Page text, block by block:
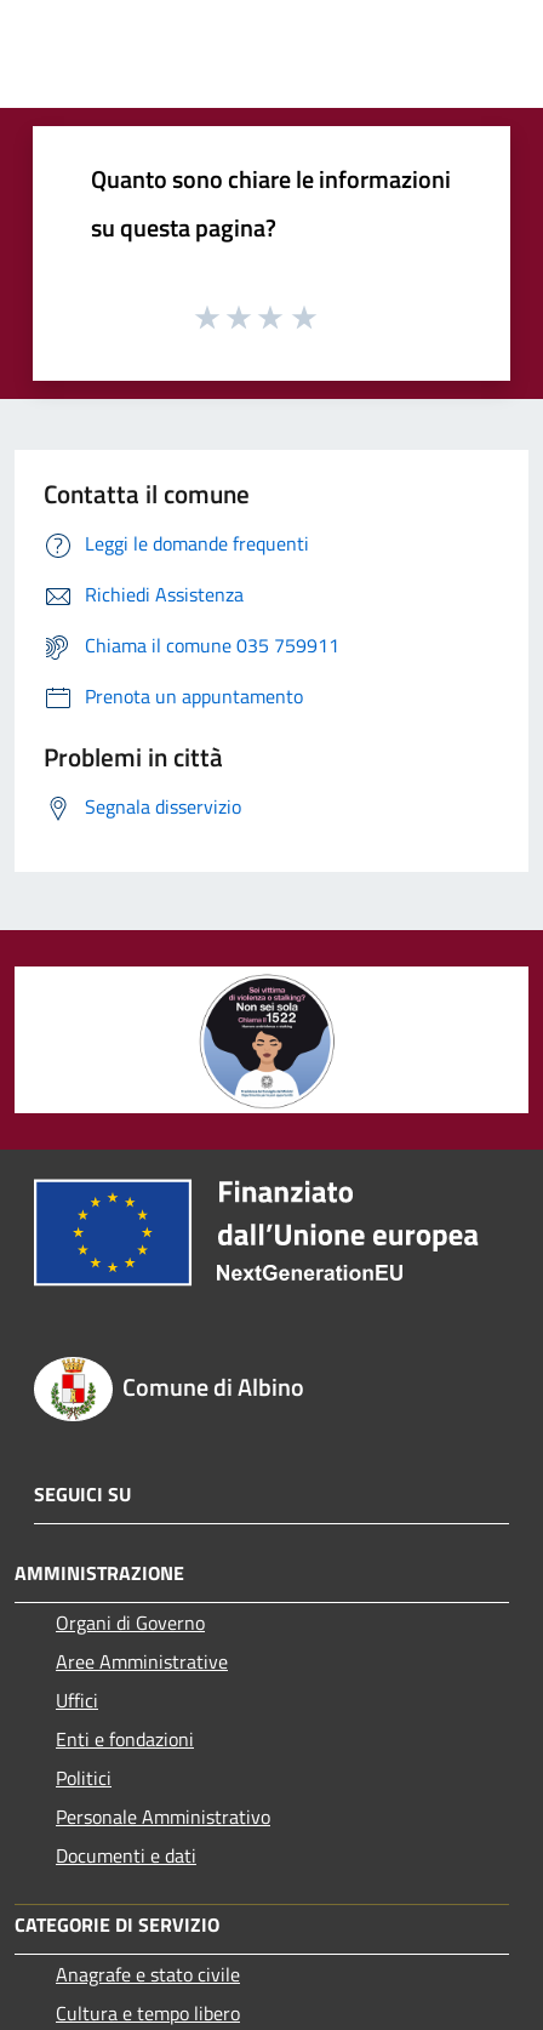
Quanto sono chiare le informazioni
su questa pagina?
Contatta il comune
Leggi le domande frequenti
Richiedi Assistenza
Chiama il comune 035 759911
Prenota un appuntamento
Problemi in città
Segnala disservizio
Comune di Albino
SEGUICI SU
AMMINISTRAZIONE
Organi di Governo
Aree Amministrative
Uffici
Enti e fondazioni
Politici
Personale Amministrativo
Documenti e dati
CATEGORIE DI SERVIZIO
Anagrafe e stato civile
Cultura e tempo libero